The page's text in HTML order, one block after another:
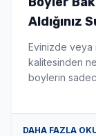
Aldığınız
Bilseniz
Servisi
Evinizde veya
kalitesinden
boylerin
DAHA FAZLA